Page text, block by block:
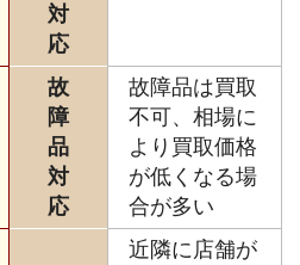
対
応
故
障
品
対
応
故障品は買取
不可、相場に
より買取価格
が低くなる場
合が多い
近隣に店舗が